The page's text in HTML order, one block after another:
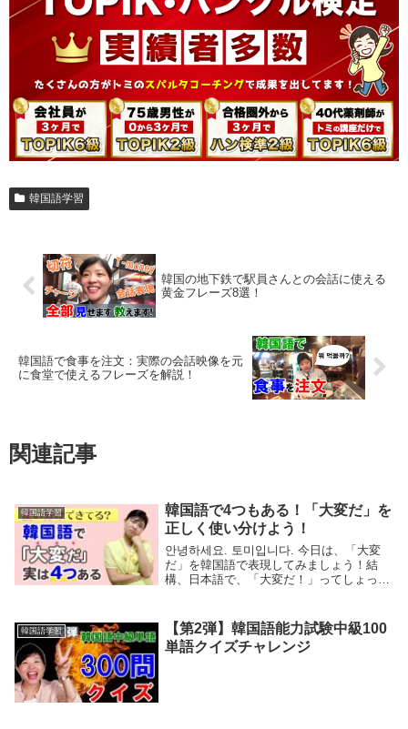
韓国語学習
韓国の地下鉄で駅員さんとの会話に使える
黄金フレーズ8選！
韓国語で食事を注文：実際の会話映像を元
に食堂で使えるフレーズを解説！
関連記事
韓国語学習
韓国語で4つもある！「大変だ」を
正しく使い分けよう！
안녕하세요. 토미입니다. 今日は、「大変
だ」を韓国語で表現してみましょう！結
構、日本語で、「大変だ！」ってしょっち
た。今回、日本語の「大変だ」に当たる韓
国語でご紹介...
韓国語学習
【第2弾】韓国語能力試験中級100
単語クイズチャレンジ